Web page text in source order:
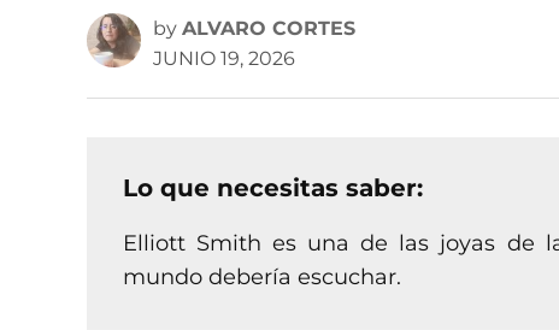
by ALVARO CORTES
JUNIO 19, 2026
Lo que necesitas saber:
Elliott Smith es una de las joyas de
mundo debería escuchar.